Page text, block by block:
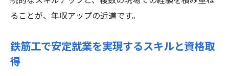
ることが、年収アップの近道です。
鉄筋工で安定就業を実現するスキルと資格取
得